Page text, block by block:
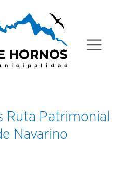
Ruta Patrimonial
Navarino